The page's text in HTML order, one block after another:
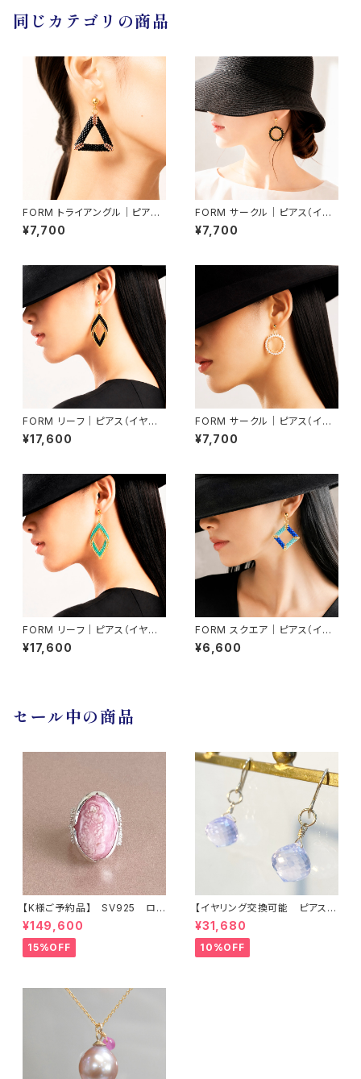
同じカテゴリの商品
FORM トライアングル｜ピアス
（イヤリング交換可）
¥7,700
FORM サークル｜ピアス（イヤ
リング交換可）
¥7,700
FORM リーフ｜ピアス（イヤリ
ング交換可）
¥17,600
FORM サークル｜ピアス（イヤ
リング交換可）
¥7,700
FORM リーフ｜ピアス（イヤリ
ング交換可）
¥17,600
FORM スクエア｜ピアス（イヤ
リング交換可）
¥6,600
セール中の商品
【K様ご予約品】 SV925 ロ
ードクロサイト インカロー
ズ リング
¥149,600
15%OFF
【イヤリング交換可能 ピアス】
アメシスティンクォーツ
¥31,680
10%OFF